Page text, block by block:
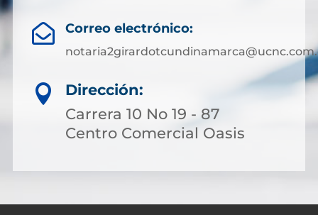
 Correo electrónico:

Dirección:
Carrera 10 No 19 - 87
Centro Comercial Oasis